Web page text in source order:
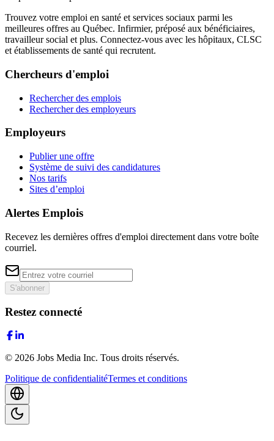
Trouvez votre emploi en santé et services sociaux parmi les
meilleures offres au Québec. Infirmier, préposé aux bénéficiaires,
travailleur social et plus. Connectez-vous avec les hôpitaux, CLSC
et établissements de santé qui recrutent.
Chercheurs d'emploi
Rechercher des emplois
Rechercher des employeurs
Employeurs
Publier une offre
Système de suivi des candidatures
Nos tarifs
Sites d’emploi
Alertes Emplois
Recevez les dernières offres d'emploi directement dans votre boîte
courriel.
S'abonner
Restez connecté
© 2026 Jobs Media Inc. Tous droits réservés.
Politique de confidentialitéTermes et conditions